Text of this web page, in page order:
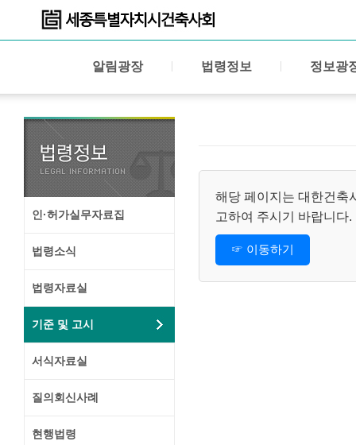
알림광장 법령정보 정보광
인·허가실무자료집
법령소식
법령자료실
기준 및 고시
서식자료실
질의회신사례
현행법령
해당 페이지는 대한건축
고하여 주시기 바랍니다.
☞ 이동하기